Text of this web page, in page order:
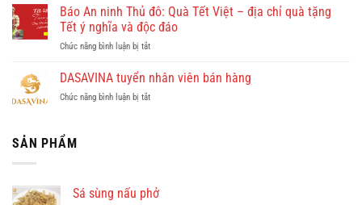
cùng
Dulichkhatvongviet.com
Báo
Định
Online
ty
cho
giúp
theo
khảo
quà
tết
cao
cho
nghiệp
Tết
Việt
Báo An ninh Thủ đô: Quà Tết Việt – địa chỉ quà tặng
Tết ý nghĩa và độc đáo
Chức năng bình luận bị tắtở
An
Thủ
chỉ
DASAVINA tuyển nhân viên bán hàng
Chức năng bình luận bị tắtở
SẢN PHẨM
Sá sùng nấu phở